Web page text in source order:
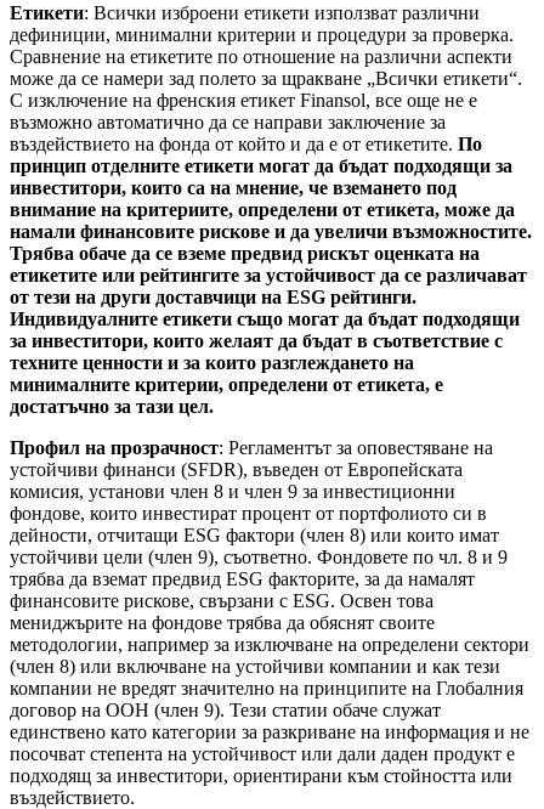
Етикети: Всички изброени етикети използват различни
дефиниции, минимални критерии и процедури за проверка.
Сравнение на етикетите по отношение на различни аспекти
може да се намери зад полето за щракване „Всички етикети“.
С изключение на френския етикет Finansol, все още не е
възможно автоматично да се направи заключение за
въздействието на фонда от който и да е от етикетите. По
принцип отделните етикети могат да бъдат подходящи за
инвеститори, които са на мнение, че вземането под
внимание на критериите, определени от етикета, може да
намали финансовите рискове и да увеличи възможностите.
Трябва обаче да се вземе предвид рискът оценката на
етикетите или рейтингите за устойчивост да се различават
от тези на други доставчици на ESG рейтинги.
Индивидуалните етикети също могат да бъдат подходящи
за инвеститори, които желаят да бъдат в съответствие с
техните ценности и за които разглеждането на
минималните критерии, определени от етикета, е
достатъчно за тази цел.
Профил на прозрачност: Регламентът за оповестяване на
устойчиви финанси (SFDR), въведен от Европейската
комисия, установи член 8 и член 9 за инвестиционни
фондове, които инвестират процент от портфолиото си в
дейности, отчитащи ESG фактори (член 8) или които имат
устойчиви цели (член 9), съответно. Фондовете по чл. 8 и 9
трябва да вземат предвид ESG факторите, за да намалят
финансовите рискове, свързани с ESG. Освен това
мениджърите на фондове трябва да обяснят своите
методологии, например за изключване на определени сектори
(член 8) или включване на устойчиви компании и как тези
компании не вредят значително на принципите на Глобалния
договор на ООН (член 9). Тези статии обаче служат
единствено като категории за разкриване на информация и не
посочват степента на устойчивост или дали даден продукт е
подходящ за инвеститори, ориентирани към стойността или
въздействието.